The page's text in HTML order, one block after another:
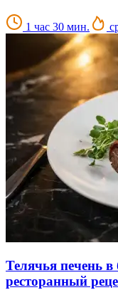
1 час 30 мин.
Телячья печень
ресторанный